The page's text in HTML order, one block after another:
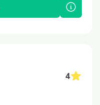
4